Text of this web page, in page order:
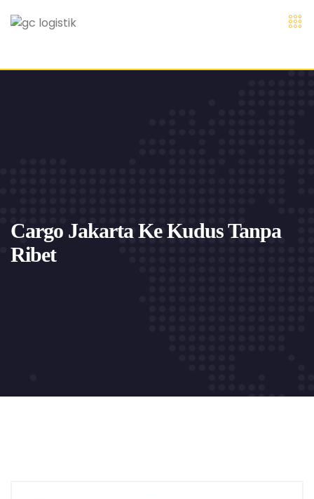
Cargo Jakarta Ke Kudus Tanpa
Ribet